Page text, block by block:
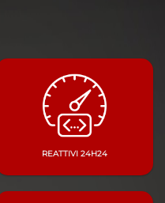
REATTIVI 24H24